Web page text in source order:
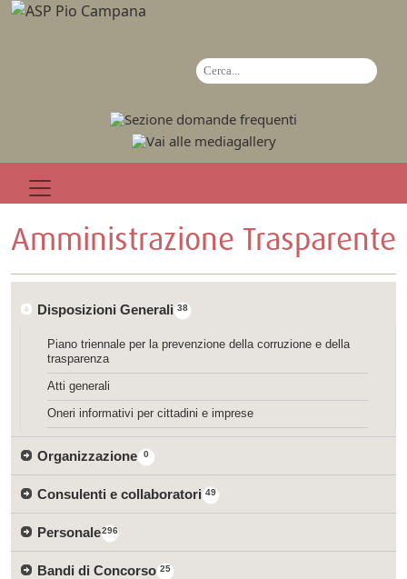
Amministrazione Trasparente
38
Disposizioni Generali
Piano triennale per la prevenzione della corruzione e della
trasparenza
Atti generali
Oneri informativi per cittadini e imprese
0
Organizzazione
49
Consulenti e collaboratori
296
Personale
25
Bandi di Concorso